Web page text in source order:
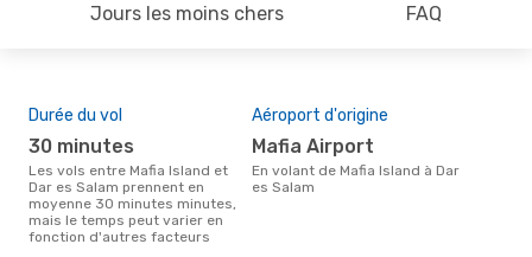
Jours les moins chers FAQ
Durée du vol
30 minutes
Les vols entre Mafia Island et
Dar es Salam prennent en
moyenne 30 minutes minutes,
mais le temps peut varier en
fonction d'autres facteurs
Aéroport d'origine
Mafia Airport
En volant de Mafia Island à Dar
es Salam